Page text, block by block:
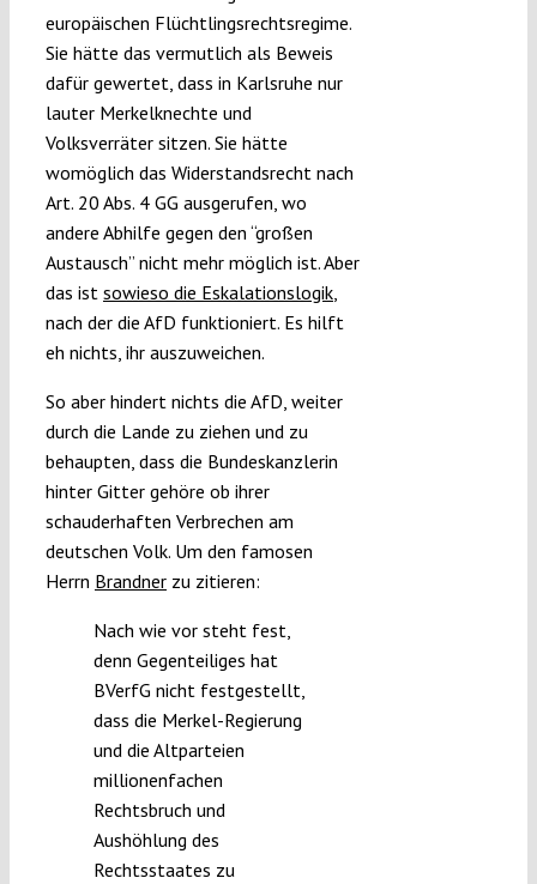
europäischen Flüchtlingsrechtsregime.
Sie hätte das vermutlich als Beweis
dafür gewertet, dass in Karlsruhe nur
lauter Merkelknechte und
Volksverräter sitzen. Sie hätte
womöglich das Widerstandsrecht nach
Art. 20 Abs. 4 GG ausgerufen, wo
andere Abhilfe gegen den “großen
Austausch” nicht mehr möglich ist. Aber
das ist sowieso die Eskalationslogik,
nach der die AfD funktioniert. Es hilft
eh nichts, ihr auszuweichen.
So aber hindert nichts die AfD, weiter
durch die Lande zu ziehen und zu
behaupten, dass die Bundeskanzlerin
hinter Gitter gehöre ob ihrer
schauderhaften Verbrechen am
deutschen Volk. Um den famosen
Herrn Brandnerzu zitieren:
Nach wie vor steht fest,
denn Gegenteiliges hat
BVerfG nicht festgestellt,
dass die Merkel-Regierung
und die Altparteien
millionenfachen
Rechtsbruch und
Aushöhlung des
Rechtsstaates zu